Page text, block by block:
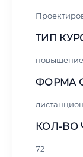
ТИП
ФОРМА
КОЛ-ВО
72